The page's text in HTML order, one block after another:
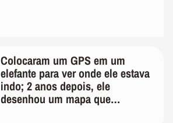
Colocaram um GPS em um
elefante para ver onde ele estava
indo; 2 anos depois, ele
desenhou um mapa que